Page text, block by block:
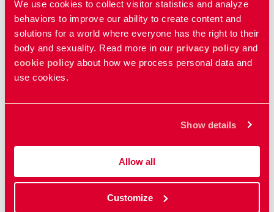
We use cookies to collect visitor statistics and analyze
behaviors to improve our ability to create content and
solutions for a world where everyone has the right to their
body and sexuality. Read more in our privacy policy and
cookie policy about how we process personal data and
use cookies.
Show details
Allow all
Customize
Nordisk distributör för det amerikanska
läppbalsamet Carmex.
Säljer produkter inom kategorierna kondomer,
självtester, glidmedel, intimvård, klimakteriet
också ett ackrediterat laboratorium som
säkerställer att RFSU AB:s kondomer håller
den högsta kvaliteten.